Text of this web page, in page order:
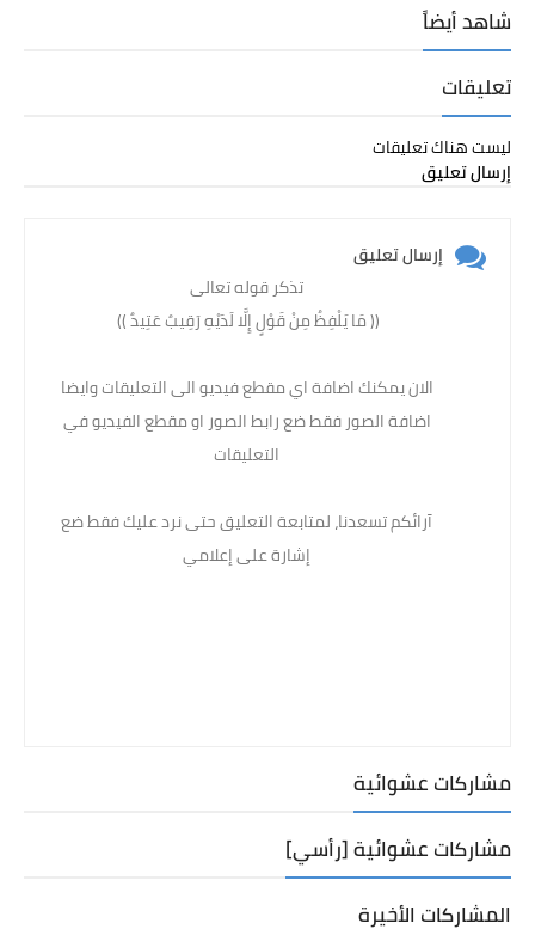
شاهد أيضاً
تعليقات
ليست هناك تعليقات
إرسال تعليق
إرسال تعليق
تذكر قوله تعالى
(( مَا يَلْفِظُ مِنْ قَوْلٍ إِلَّا لَدَيْهِ رَقِيبٌ عَتِيدٌ )) ‏
الان يمكنك اضافة اي مقطع فيديو الى التعليقات وايضا
اضافة الصور فقط ضع رابط الصور او مقطع الفيديو في
التعليقات
آرائكم تسعدنا، لمتابعة التعليق حتى نرد عليك فقط ضع
إشارة على إعلامي
مشاركات عشوائية
مشاركات عشوائية [رأسي]
المشاركات الأخيرة